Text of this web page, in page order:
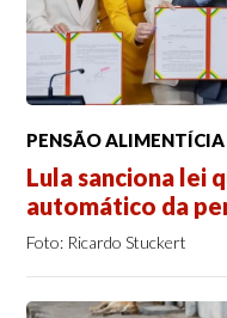
PENSÃO ALIMENTÍCIA
Lula sanciona lei
automático da
Foto: Ricardo Stuckert